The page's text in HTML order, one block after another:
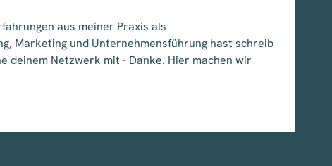
aus meiner Praxis als
Marketing und Unternehmensführung hast schreib
deinem Netzwerk mit - Danke. Hier machen wir